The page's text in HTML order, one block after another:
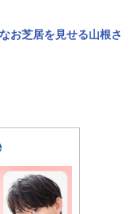
お芝居を見せる山根さ